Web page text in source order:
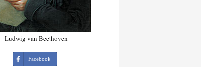
Ludwig van Beethoven
Facebook